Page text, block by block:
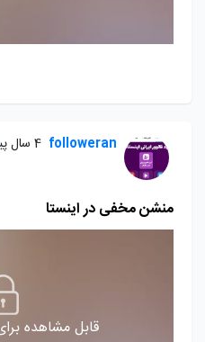
followeran 4 سال پیش
منشن مخفی در اینستا
قابل مشاهده